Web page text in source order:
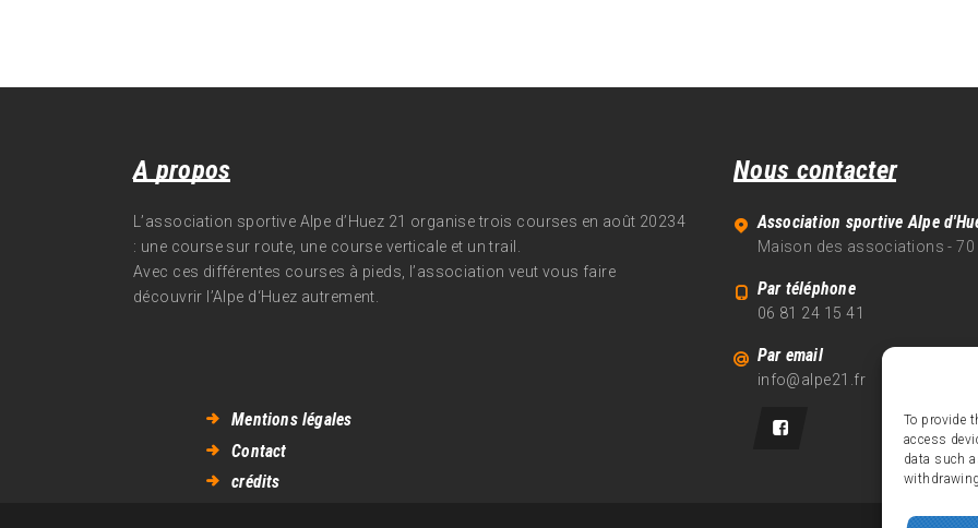
To provide
access
data such
A propos
L’association sportive Alpe d’Huez 21 organise trois courses en août 20234
: une course sur route, une course verticale et un trail.
Avec ces différentes courses à pieds, l’association veut vous faire
découvrir l’Alpe d‘Huez autrement.
Nous contacter
Association sportive Alpe
Maison des associations - 70
Par téléphone
06 81 24 15 41
Par email
info@alpe21.fr
Mentions légales
Contact
crédits